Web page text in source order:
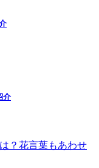
介
？花言葉もあわせ